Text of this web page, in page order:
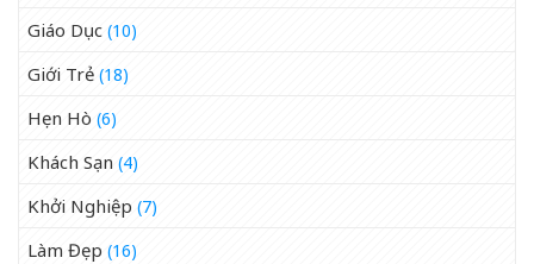
Giáo Dục (10)
Giới Trẻ (18)
Hẹn Hò (6)
Khách Sạn (4)
Khởi Nghiệp (7)
Làm Đẹp (16)